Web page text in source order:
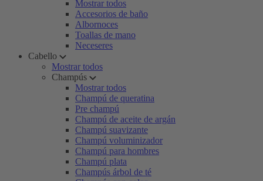
Mostrar todos
Accesorios de baño
Albornoces
Toallas de mano
Neceseres
Cabello
Mostrar todos
Champús
Mostrar todos
Champú de queratina
Pre champú
Champú de aceite de argán
Champú suavizante
Champú voluminizador
Champú para hombres
Champú plata
Champús árbol de té